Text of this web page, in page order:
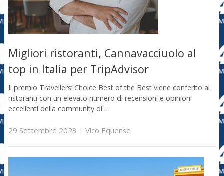
Migliori ristoranti, Cannavacciuolo al
top in Italia per TripAdvisor
Il premio Travellers’ Choice Best of the Best viene conferito ai
ristoranti con un elevato numero di recensioni e opinioni
eccellenti della community di …
29 Settembre 2023 | Vico Equense